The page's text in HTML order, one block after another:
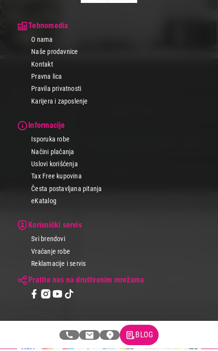
Tehnomedia
O nama
Naše prodavnice
Kontakt
Pravna lica
Pravila privatnosti
Karijera i zaposlenje
Informacije
Isporuka robe
Načini plaćanja
Uslovi korišćenja
Tax Free kupovina
Česta postavljana pitanja
eKatalog
Korisnički servis
Svi brendovi
Vraćanje robe
Reklamacije i servis
Pratite nas na društvenim mrežama
© 2026 Tehnomedia centar d.o.o.
BLOG